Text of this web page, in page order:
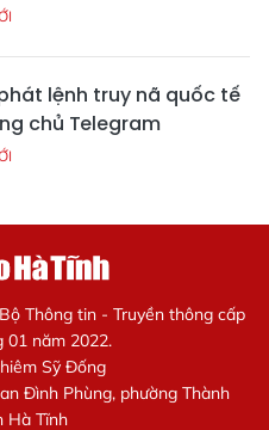
lệnh truy nã quốc tế
chủ Telegram
Thông tin - Truyền thông cấp
01 năm 2022.
Sỹ Đống
Đình Phùng, phường Thành
Hà Tĩnh